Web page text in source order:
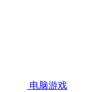
电脑游戏